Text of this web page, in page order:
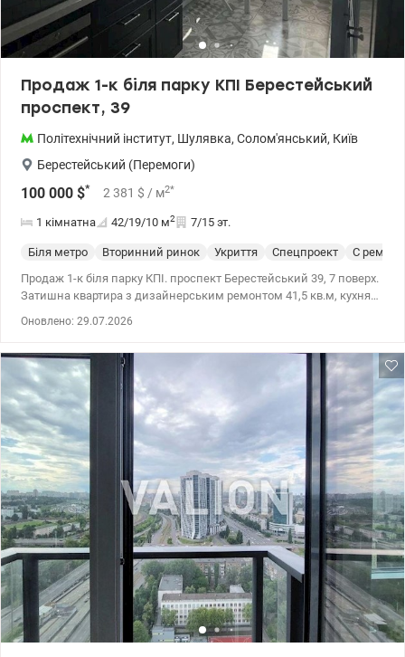
Сирецький Гай, Парк ім. Пушкіна Ціна 65000 у.о. 0991932390 Юлія
valion.ua/1153430
Продаж 1-к біля парку КПІ Берестейський
проспект, 39
Політехнічний інститут, Шулявка, Солом'янський, Київ
Берестейський (Перемоги)
100 000 $* 2 381 $ / м2*
1 кімнатна 42/19/10 м2 7/15 эт.
Біля метро Вторинний ринок Укриття Спецпроект
С
Продаж 1-к біля парку КПІ. проспект Берестейський 39, 7 поверх.
Затишна квартира з дизайнерським ремонтом 41,5 кв.м, кухня
велика лоджія з гардеробом. Є вся необхідна техніка, фільтр для
інфраструктура, два парки. супермаркет Сильпо, ТРЦ Смарт
плаза, Спортлайф Отличная транспортная развязка, метро
Шулявское и Политехнический институт 10 минут пешком Цена
100000у.е. тел. 050-146-45-76 Инна, valion.ua/1153082
Оновлено: 29.07.2026